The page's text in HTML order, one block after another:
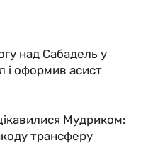
над Сабадель у
і оформив асист
Мудриком:
трансферу